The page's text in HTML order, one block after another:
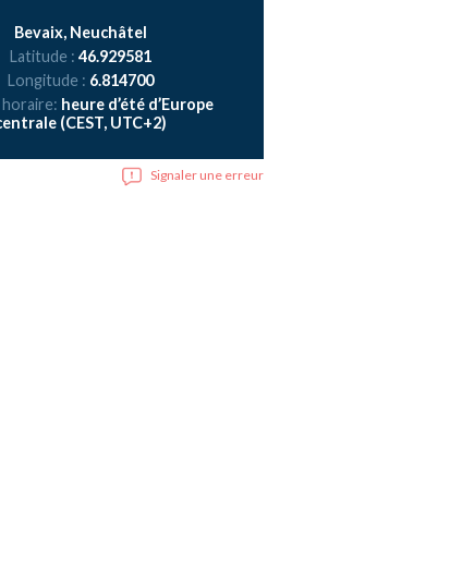
Bevaix, Neuchâtel
Latitude : 46.929581
Longitude : 6.814700
horaire: heure d’été d’Europe
(CEST, UTC+2)
Signaler une erreur